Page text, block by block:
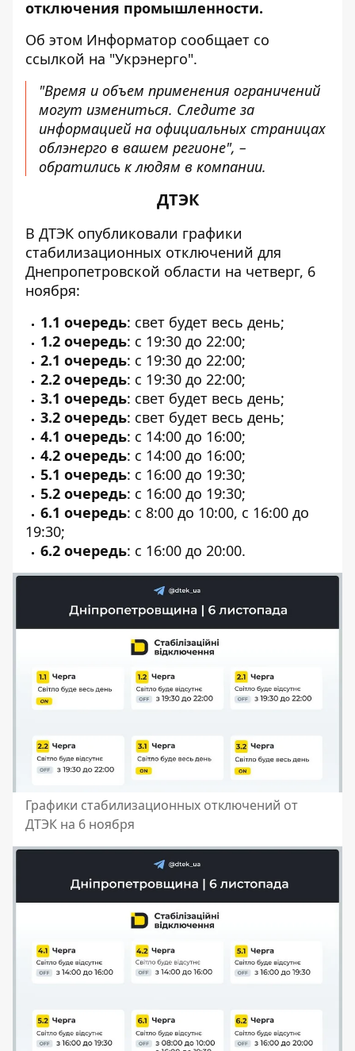
отключения промышленности.
Об этом Информатор сообщает со
ссылкой на "Укрэнерго".
"Время и объем применения ограничений
могут измениться. Следите за
информацией на официальных страницах
облэнерго в вашем регионе", –
обратились к людям в компании.
ДТЭК
В ДТЭК опубликовали графики
стабилизационных отключений для
Днепропетровской области на четверг, 6
ноября:
1.1 очередь: свет будет весь день;
1.2 очередь: с 19:30 до 22:00;
2.1 очередь: с 19:30 до 22:00;
2.2 очередь: с 19:30 до 22:00;
3.1 очередь: свет будет весь день;
3.2 очередь: свет будет весь день;
4.1 очередь: с 14:00 до 16:00;
4.2 очередь: с 14:00 до 16:00;
5.1 очередь: с 16:00 до 19:30;
5.2 очередь: с 16:00 до 19:30;
6.1 очередь: с 8:00 до 10:00, с 16:00 до
19:30;
6.2 очередь: с 16:00 до 20:00.
Графики стабилизационных отключений от
ДТЭК на 6 ноября